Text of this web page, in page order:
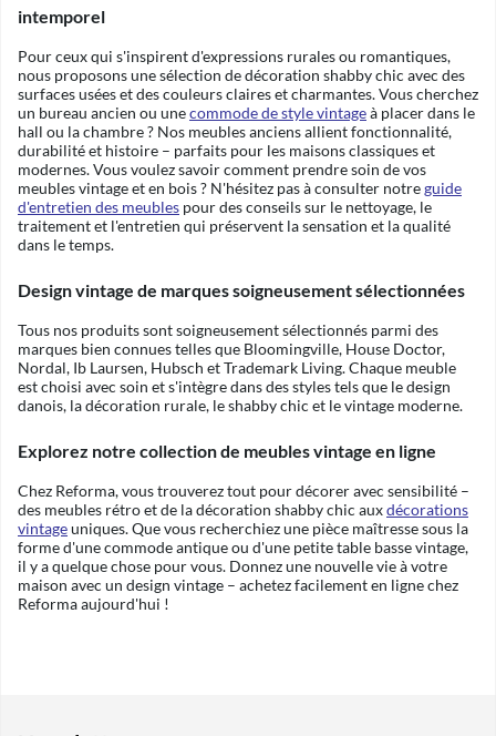
intemporel
Pour ceux qui s'inspirent d'expressions rurales ou romantiques,
nous proposons une sélection de décoration shabby chic avec des
surfaces usées et des couleurs claires et charmantes. Vous cherchez
un bureau ancien ou unecommode de style vintageà placer dans le
hall ou la chambre ? Nos meubles anciens allient fonctionnalité,
durabilité et histoire – parfaits pour les maisons classiques et
modernes. Vous voulez savoir comment prendre soin de vos
meubles vintage et en bois ? N'hésitez pas à consulter notreguide
d'entretien des meubles pour des conseils sur le nettoyage, le
traitement et l'entretien qui préservent la sensation et la qualité
dans le temps.
Design vintage de marques soigneusement sélectionnées
Tous nos produits sont soigneusement sélectionnés parmi des
marques bien connues telles que Bloomingville, House Doctor,
Nordal, Ib Laursen, Hubsch et Trademark Living. Chaque meuble
est choisi avec soin et s'intègre dans des styles tels que le design
danois, la décoration rurale, le shabby chic et le vintage moderne.
Explorez notre collection de meubles vintage en ligne
Chez Reforma, vous trouverez tout pour décorer avec sensibilité –
des meubles rétro et de la décoration shabby chic auxdécorations
vintageuniques. Que vous recherchiez une pièce maîtresse sous la
forme d'une commode antique ou d'une petite table basse vintage,
il y a quelque chose pour vous. Donnez une nouvelle vie à votre
maison avec un design vintage – achetez facilement en ligne chez
Reforma aujourd'hui !